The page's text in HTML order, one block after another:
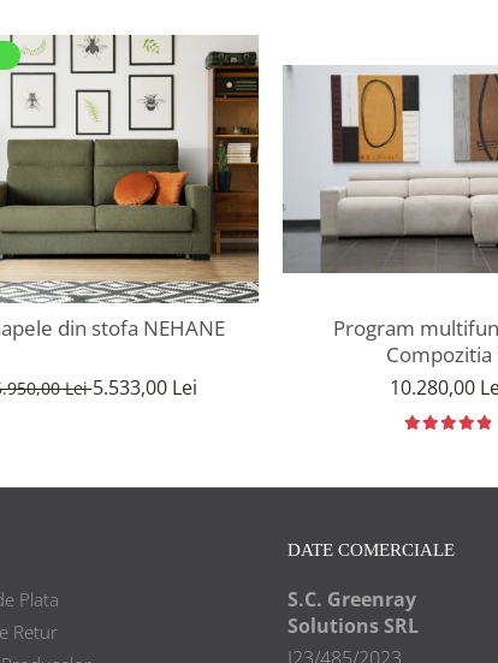
din stofa NEHANE
Lei5.533,00 Lei
Program
Compozitia
10.280,00
Plata
Retur
DATE COMERCIALE
S.C. Greenray
Solutions SRL